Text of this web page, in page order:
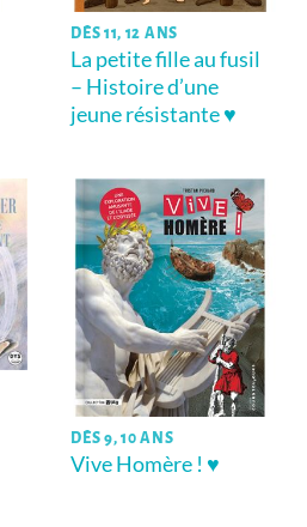
DÈS 11, 12 ANS
La petite fille au fusil
– Histoire d’une
jeune résistante ♥
DÈS 9, 10 ANS
Vive Homère ! ♥